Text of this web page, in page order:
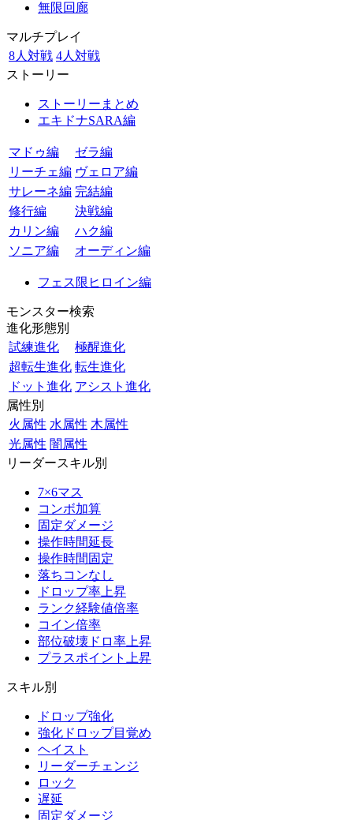
無限回廊
マルチプレイ
8人対戦 4人対戦
ストーリー
ストーリーまとめ
エキドナSARA編
マドゥ編
ゼラ編
リーチェ編 ヴェロア編
サレーネ編 完結編
修行編
決戦編
カリン編
ハク編
ソニア編
オーディン編
フェス限ヒロイン編
モンスター検索
進化形態別
試練進化
極醒進化
超転生進化 転生進化
ドット進化 アシスト進化
属性別
火属性 水属性 木属性
光属性 闇属性
リーダースキル別
7×6マス
コンボ加算
固定ダメージ
操作時間延長
操作時間固定
落ちコンなし
ドロップ率上昇
ランク経験値倍率
コイン倍率
部位破壊ドロ率上昇
プラスポイント上昇
スキル別
ドロップ強化
強化ドロップ目覚め
ヘイスト
リーダーチェンジ
ロック
遅延
固定ダメージ